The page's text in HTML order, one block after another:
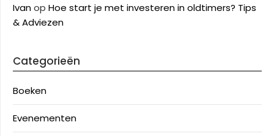
Ivanop Hoe start je met investeren in oldtimers? Tips
& Adviezen
Categorieën
Boeken
Evenementen